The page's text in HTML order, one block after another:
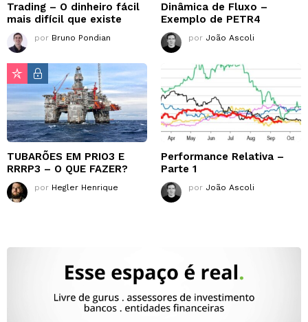
Trading – O dinheiro fácil
mais difícil que existe
por Bruno Pondian
Dinâmica de Fluxo –
Exemplo de PETR4
por João Ascoli
TUBARÕES EM PRIO3 E
RRRP3 – O QUE FAZER?
por Hegler Henrique
Performance Relativa –
Parte 1
por João Ascoli